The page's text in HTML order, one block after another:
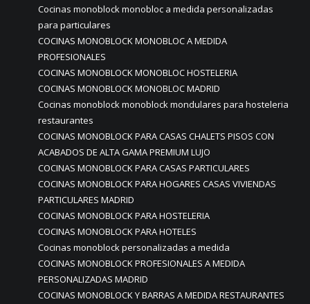
Cocinas monoblock monobloc a medida personalizadas
para particulares
COCINAS MONOBLOCK MONOBLOC A MEDIDA
PROFESIONALES
COCINAS MONOBLOCK MONOBLOC HOSTELERIA
COCINAS MONOBLOCK MONOBLOC MADRID
Cocinas monoblock monoblock mondulares para hosteleria
restaurantes
COCINAS MONOBLOCK PARA CASAS CHALETS PISOS CON
ACABADOS DE ALTA GAMA PREMIUM LUJO
COCINAS MONOBLOCK PARA CASAS PARTICULARES
COCINAS MONOBLOCK PARA HOGARES CASAS VIVIENDAS
PARTICULARES MADRID
COCINAS MONOBLOCK PARA HOSTELERIA
COCINAS MONOBLOCK PARA HOTELES
Cocinas monoblock personalizadas a medida
COCINAS MONOBLOCK PROFESIONALES A MEDIDA
PERSONALIZADAS MADRID
COCINAS MONOBLOCK Y BARRAS A MEDIDA RESTAURANTES